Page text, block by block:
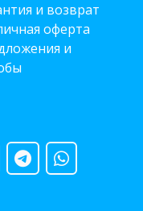
и возврат
оферта
и